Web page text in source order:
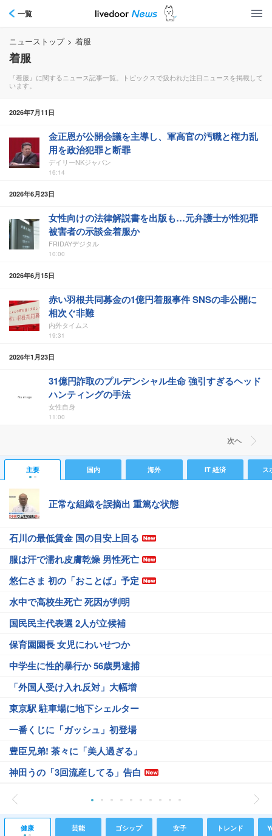
一覧
ニューストップ > 着服
着服
『着服』に関するニュース記事一覧。トピックスで扱われた注目ニュースを掲載して
います。
2026年7月11日
金正恩が公開会議を主導し、軍高官の汚職と権力乱
用を政治犯罪と断罪
デイリーNKジャパン
16:14
2026年6月23日
女性向けの法律解説書を出版も…元弁護士が性犯罪
被害者の示談金着服か
FRIDAYデジタル
10:00
2026年6月15日
赤い羽根共同募金の1億円着服事件 SNSの非公開に
相次ぐ非難
内外タイムス
19:31
2026年1月23日
31億円詐取のプルデンシャル生命 強引すぎるヘッド
ハンティングの手法
女性自身
11:00
次ヘ
主要 国内 海外 IT 経済 ス
正常な組織を誤摘出 重篤な状態
石川の最低賃金 国の目安上回る
服は汗で濡れ皮膚乾燥 男性死亡
悠仁さま 初の「おことば」予定
水中で高校生死亡 死因が判明
国民民主代表選 2人が立候補
保育園園長 女児にわいせつか
中学生に性的暴行か 56歳男逮捕
「外国人受け入れ反対」大幅増
東京駅 駐車場に地下シェルター
一番くじに「ガッシュ」初登場
豊臣兄弟! 茶々に「美人過ぎる」
神田うの「3回流産してる」告白
健康 芸能 ゴシップ 女子 トレンド